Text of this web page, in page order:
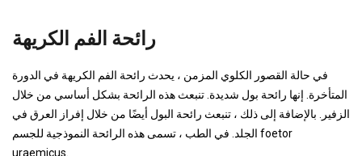
رائحة الفم الكريهة
في حالة القصور الكلوي المزمن ، يحدث رائحة الفم الكريهة في الدورة
المتأخرة. إنها رائحة بول شديدة. تنبعث هذه الرائحة بشكل أساسي من خلال
الزفير. بالإضافة إلى ذلك ، تنبعث رائحة البول أيضًا من خلال إفراز العرق في
الجلد. في الطب ، تسمى هذه الرائحة النموذجية للجسم foetor
uraemicus.